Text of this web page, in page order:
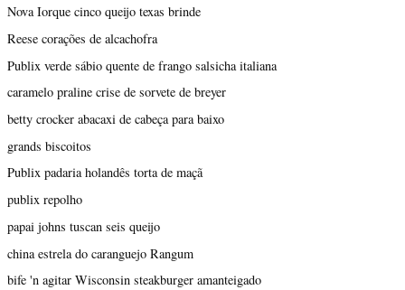
Nova Iorque cinco queijo texas brinde
Reese corações de alcachofra
Publix verde sábio quente de frango salsicha italiana
caramelo praline crise de sorvete de breyer
betty crocker abacaxi de cabeça para baixo
grands biscoitos
Publix padaria holandês torta de maçã
publix repolho
papai johns tuscan seis queijo
china estrela do caranguejo Rangum
bife 'n agitar Wisconsin steakburger amanteigado